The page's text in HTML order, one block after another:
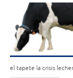
el tapete la crisis